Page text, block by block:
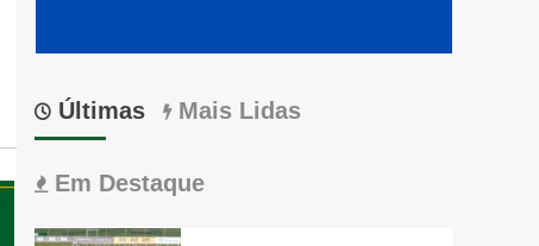
Últimas Mais Lidas
Em Destaque